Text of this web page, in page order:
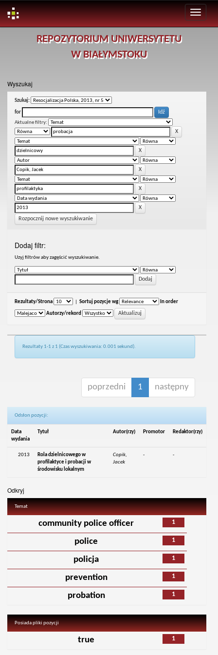
REPOZYTORIUM UNIWERSYTETU
W BIAŁYMSTOKU
Wyszukaj
Szukaj:
for
Aktualne filtry:
Rozpocznij nowe wyszukiwanie
Dodaj filtr:
Uzyj filtrów aby zagęścić wyszukiwanie.
Rezultaty/Strona Sortuj pozycje wg In order
Autorzy/rekord
Rezultaty 1-1 z 1 (Czas wyszukiwania: 0.001 sekund).
poprzedni 1 następny
Odsłon pozycji:
Data
wydania
Tytuł Autor(rzy) Promotor Redaktor(rzy)
2013
Rola dzielnicowego w
profilaktyce i probacji w
środowisku lokalnym
Copik,
Jacek
- -
Odkryj
Temat
1
community police officer
1
police
1
policja
1
prevention
1
probation
Posiada pliki pozycji
1
true